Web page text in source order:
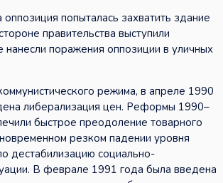
попыталась захватить здание
правительства выступили
поражения оппозиции в уличных
режима, в апреле 1990
либерализация цен. Реформы 1990–
быстрое преодоление товарного
резком падении уровня
дестабилизацию социально-
В феврале 1991 года была введена